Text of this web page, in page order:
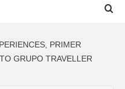
PRIMER
GRUPO TRAVELLER